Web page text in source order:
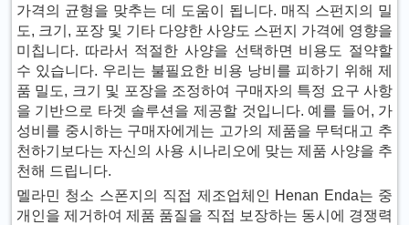
가격의 균형을 맞추는 데 도움이 됩니다. 매직 스펀지의 밀
도, 크기, 포장 및 기타 다양한 사양도 스펀지 가격에 영향을
미칩니다. 따라서 적절한 사양을 선택하면 비용도 절약할
수 있습니다. 우리는 불필요한 비용 낭비를 피하기 위해 제
품 밀도, 크기 및 포장을 조정하여 구매자의 특정 요구 사항
을 기반으로 타겟 솔루션을 제공할 것입니다. 예를 들어, 가
성비를 중시하는 구매자에게는 고가의 제품을 무턱대고 추
천하기보다는 자신의 사용 시나리오에 맞는 제품 사양을 추
천해 드립니다.
멜라민 청소 스폰지의 직접 제조업체인 Henan Enda는 중
개인을 제거하여 제품 품질을 직접 보장하는 동시에 경쟁력